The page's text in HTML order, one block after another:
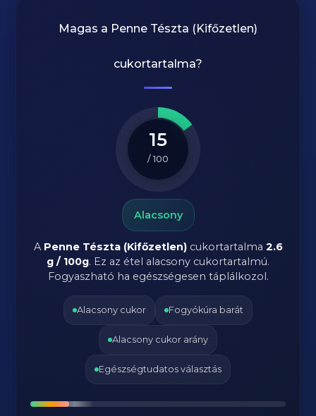
Magas a Penne Tészta (Kifőzetlen)
cukortartalma?
15
/ 100
Alacsony
A Penne Tészta (Kifőzetlen)cukortartalma 2.6
g / 100g. Ez az étel alacsony cukortartalmú.
Fogyaszható ha egészségesen táplálkozol.
Alacsony cukor Fogyókúra barát
Alacsony cukor arány
Egészségtudatos választás